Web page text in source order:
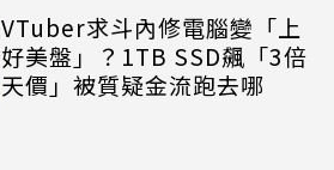
VTuber求斗內修電腦變「上
好美盤」？1TB SSD飆「3倍
天價」被質疑金流跑去哪